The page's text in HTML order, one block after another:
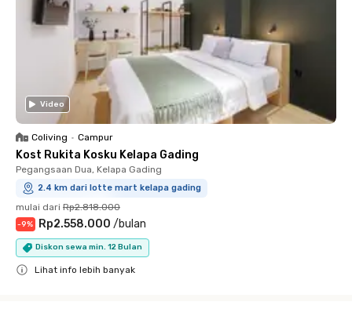
Video
Coliving • Campur
Kost Rukita Kosku Kelapa Gading
Pegangsaan Dua, Kelapa Gading
2.4 km dari lotte mart kelapa gading
mulai dari Rp2.818.000
-9% Rp2.558.000 /bulan
Diskon sewa min. 12 Bulan
Lihat info lebih banyak